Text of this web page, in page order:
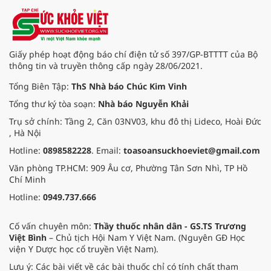
đem đến hơi ấm từ những phương
pháp Nam y thuần Việt, giúp xoa
dịu cơn đau và nâng cao sức khỏe
cho các cựu chiến binh trước sự
thay đổi đột ngột của thời tiết.
Giấy phép hoạt động báo chí điện tử số 397/GP-BTTTT của Bộ
thông tin và truyền thông cấp ngày 28/06/2021.
Tổng Biên Tập: ThS Nhà báo Chúc Kim Vinh
Tổng thư ký tòa soạn: Nhà báo Nguyễn Khải
Trụ sở chính: Tầng 2, Căn 03NV03, khu đô thị Lideco, Hoài Đức
, Hà Nội
Hotline: 0898582228. Email: toasoansuckhoeviet@gmail.com
Văn phòng TP.HCM: 909 Âu cơ, Phường Tân Sơn Nhì, TP Hồ
Chí Minh
Hotline: 0949.737.666
Cố vấn chuyên môn: Thầy thuốc nhân dân - GS.TS Trương
Việt Bình – Chủ tịch Hội Nam Y Việt Nam. (Nguyên GĐ Học
viện Y Dược học cổ truyền Việt Nam).
Lưu ý: Các bài viết về các bài thuốc chỉ có tính chất tham